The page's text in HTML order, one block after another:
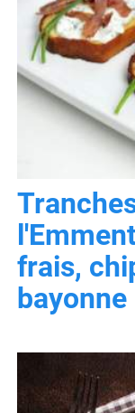
frais,
bayonne